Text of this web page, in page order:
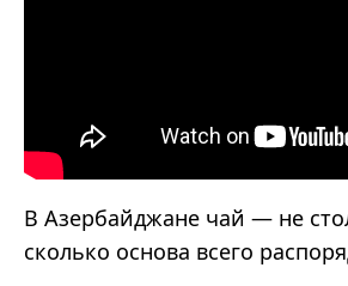
В Азербайджане чай — не
сколько основа всего